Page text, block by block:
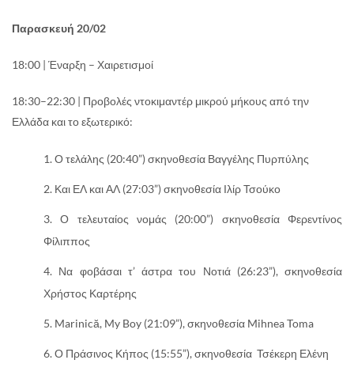
Παρασκευή 20/02
18:00 | Έναρξη – Χαιρετισμοί
18:30–22:30 | Προβολές ντοκιμαντέρ μικρού μήκους από την
Ελλάδα και το εξωτερικό:
Ο τελάλης (20:40”) σκηνοθεσία Βαγγέλης Πυρπύλης
Και ΕΛ και ΑΛ (27:03”) σκηνοθεσία Ιλίρ Τσούκο
Ο τελευταίος νομάς (20:00”) σκηνοθεσία Φερεντίνος
Φίλιππος
Να φοβάσαι τ’ άστρα του Νοτιά (26:23”), σκηνοθεσία
Χρήστος Καρτέρης
Marinică, My Boy (21:09”), σκηνοθεσία Mihnea Toma
Ο Πράσινος Κήπος (15:55”), σκηνοθεσία Τσέκερη Ελένη